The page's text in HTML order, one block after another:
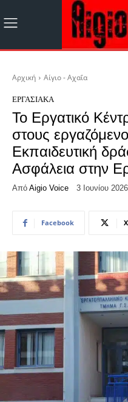
Αρχική Αίγιο - Αχαΐα
ΕΡΓΑΣΙΑΚΆ
Το Εργατικό
στους
Εκπαιδευτική
Ασφάλεια στην
Από Aigio Voice 3 Ιουνίου 2026
Facebook X